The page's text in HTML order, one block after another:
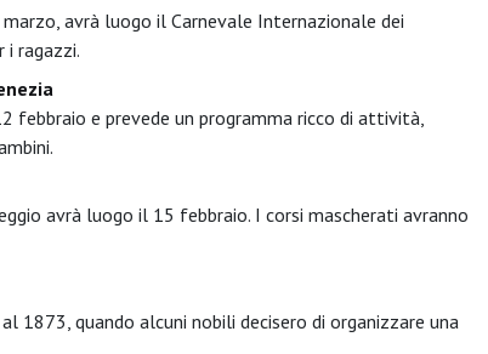
avrà luogo il Carnevale Internazionale dei
i ragazzi.
febbraio e prevede un programma ricco di attività,
avrà luogo il 15 febbraio. I corsi mascherati avranno
1873, quando alcuni nobili decisero di organizzare una